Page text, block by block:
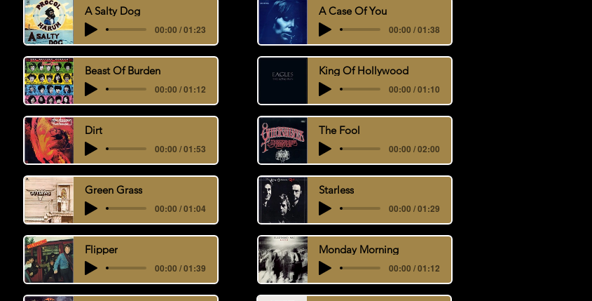
A Salty Dog
00:00 / 01:23
Beast Of Burden
00:00 / 01:12
Dirt
00:00 / 01:53
Green Grass
00:00 / 01:04
Flipper
00:00 / 01:39
A Case Of You
00:00 / 01:38
King Of Hollywood
00:00 / 01:10
The Fool
00:00 / 02:00
Starless
00:00 / 01:29
Monday Morning
00:00 / 01:12